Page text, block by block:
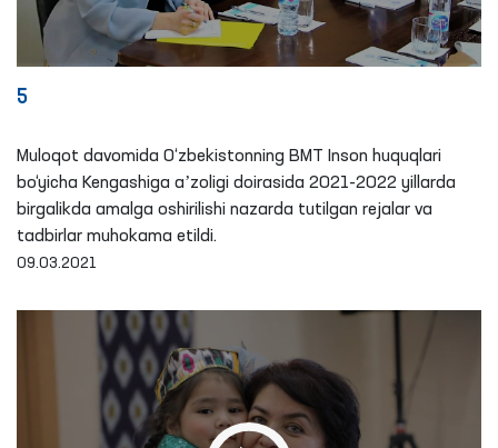
5
Muloqot davomida O‘zbekistonning BMT Inson huquqlari
bo‘yicha Kengashiga aʼzoligi doirasida 2021-2022 yillarda
birgalikda amalga oshirilishi nazarda tutilgan rejalar va
tadbirlar muhokama etildi.
09.03.2021